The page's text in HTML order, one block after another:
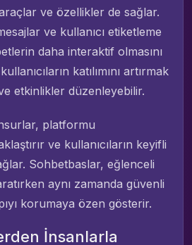
ve özellikler de sağlar.
ve kullanıcı etiketleme
daha interaktif olmasını
katılımını artırmak
etkinlikler düzenleyebilir.
platformu
ve kullanıcıların keyifli
Sohbetbaslar, eğlenceli
aynı zamanda güvenli
korumaya özen gösterir.
İnsanlarla